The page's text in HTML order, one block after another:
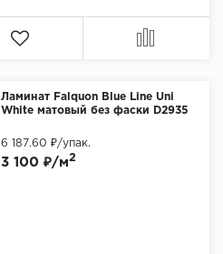
Ламинат Falquon Blue Line Uni
White матовый без фаски D2935
3 100 ₽/м2
6 187.60 ₽/упак.